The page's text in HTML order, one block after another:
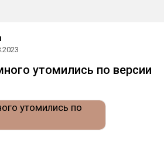
утомились по версии